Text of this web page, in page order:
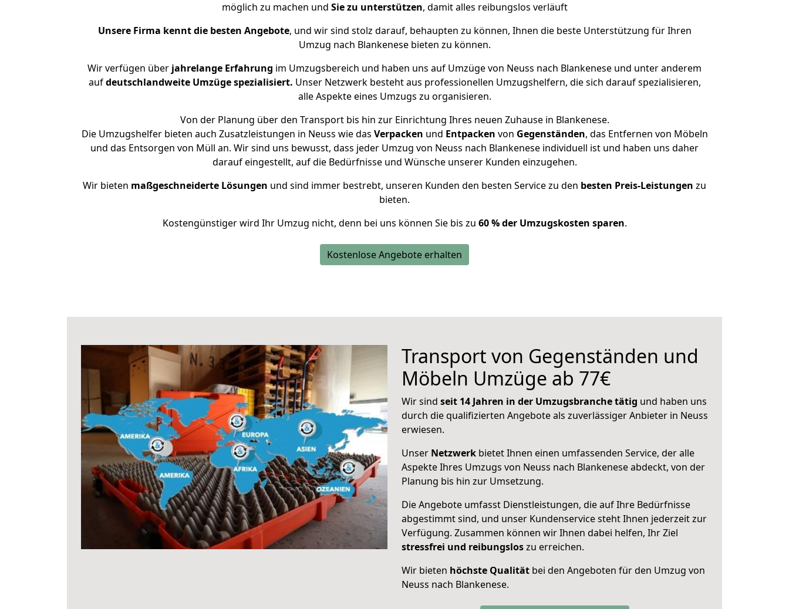
möglich zu machen und Sie zu unterstützen, damit alles reibungslos verläuft
Unsere Firma kennt die besten Angebote, und wir sind stolz darauf, behaupten zu können, Ihnen die beste Unterstützung für Ihren
Umzug nach Blankenese bieten zu können.
Wir verfügen über jahrelange Erfahrung im Umzugsbereich und haben uns auf Umzüge von Neuss nach Blankenese und unter anderem
aufdeutschlandweite Umzüge spezialisiert. Unser Netzwerk besteht aus professionellen Umzugshelfern, die sich darauf spezialisieren,
alle Aspekte eines Umzugs zu organisieren.
Von der Planung über den Transport bis hin zur Einrichtung Ihres neuen Zuhause in Blankenese.
Die Umzugshelfer bieten auch Zusatzleistungen in Neuss wie das Verpacken und Entpacken von Gegenständen, das Entfernen von Möbeln
und das Entsorgen von Müll an. Wir sind uns bewusst, dass jeder Umzug von Neuss nach Blankenese individuell ist und haben uns daher
darauf eingestellt, auf die Bedürfnisse und Wünsche unserer Kunden einzugehen.
Wir bieten maßgeschneiderte Lösungen und sind immer bestrebt, unseren Kunden den besten Service zu den besten Preis-Leistungen zu
bieten.
Kostengünstiger wird Ihr Umzug nicht, denn bei uns können Sie bis zu 60 % der Umzugskosten sparen.
Kostenlose Angebote erhalten
Transport von Gegenständen und
Möbeln Umzüge ab 77€
Wir sind seit 14 Jahren in der Umzugsbranche tätig und haben uns
durch die qualifizierten Angebote als zuverlässiger Anbieter in Neuss
erwiesen.
Unser Netzwerk bietet Ihnen einen umfassenden Service, der alle
Aspekte Ihres Umzugs von Neuss nach Blankenese abdeckt, von der
Planung bis hin zur Umsetzung.
Die Angebote umfasst Dienstleistungen, die auf Ihre Bedürfnisse
abgestimmt sind, und unser Kundenservice steht Ihnen jederzeit zur
Verfügung. Zusammen können wir Ihnen dabei helfen, Ihr Ziel
stressfrei und reibungsloszu erreichen.
Wir bieten höchste Qualität bei den Angeboten für den Umzug von
Neuss nach Blankenese.